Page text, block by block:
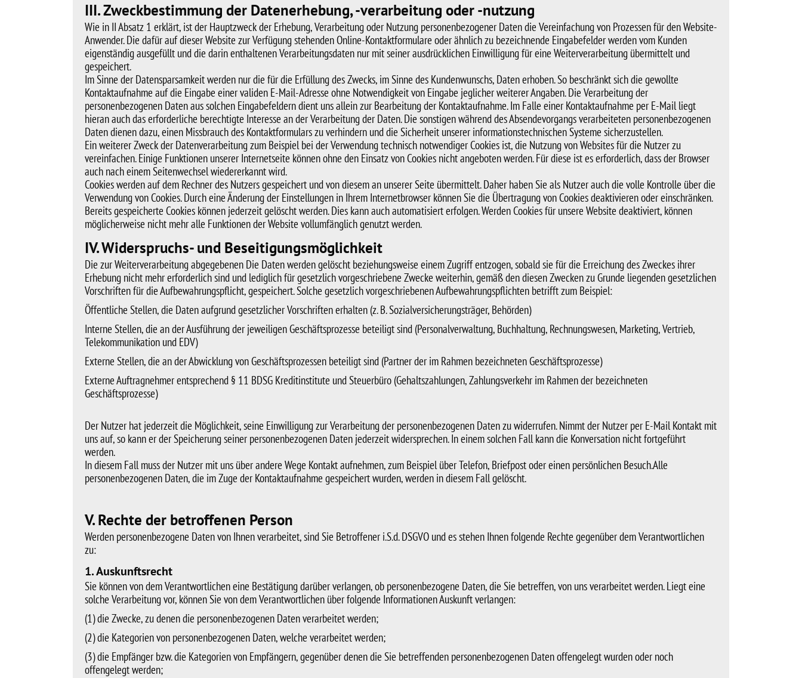
III. Zweckbestimmung der Datenerhebung, -verarbeitung oder -nutzung
Wie in II Absatz 1 erklärt, ist der Hauptzweck der Erhebung, Verarbeitung oder Nutzung personenbezogener Daten die Vereinfachung von Prozessen für den Website-
Anwender. Die dafür auf dieser Website zur Verfügung stehenden Online-Kontaktformulare oder ähnlich zu bezeichnende Eingabefelder werden vom Kunden
eigenständig ausgefüllt und die darin enthaltenen Verarbeitungsdaten nur mit seiner ausdrücklichen Einwilligung für eine Weiterverarbeitung übermittelt und
gespeichert.
Im Sinne der Datensparsamkeit werden nur die für die Erfüllung des Zwecks, im Sinne des Kundenwunschs, Daten erhoben. So beschränkt sich die gewollte
Kontaktaufnahme auf die Eingabe einer validen E-Mail-Adresse ohne Notwendigkeit von Eingabe jeglicher weiterer Angaben. Die Verarbeitung der
personenbezogenen Daten aus solchen Eingabefeldern dient uns allein zur Bearbeitung der Kontaktaufnahme. Im Falle einer Kontaktaufnahme per E-Mail liegt
hieran auch das erforderliche berechtigte Interesse an der Verarbeitung der Daten. Die sonstigen während des Absendevorgangs verarbeiteten personenbezogenen
Daten dienen dazu, einen Missbrauch des Kontaktformulars zu verhindern und die Sicherheit unserer informationstechnischen Systeme sicherzustellen.
Ein weiterer Zweck der Datenverarbeitung zum Beispiel bei der Verwendung technisch notwendiger Cookies ist, die Nutzung von Websites für die Nutzer zu
vereinfachen. Einige Funktionen unserer Internetseite können ohne den Einsatz von Cookies nicht angeboten werden. Für diese ist es erforderlich, dass der Browser
auch nach einem Seitenwechsel wiedererkannt wird.
Cookies werden auf dem Rechner des Nutzers gespeichert und von diesem an unserer Seite übermittelt. Daher haben Sie als Nutzer auch die volle Kontrolle über die
Verwendung von Cookies. Durch eine Änderung der Einstellungen in Ihrem Internetbrowser können Sie die Übertragung von Cookies deaktivieren oder einschränken.
Bereits gespeicherte Cookies können jederzeit gelöscht werden. Dies kann auch automatisiert erfolgen. Werden Cookies für unsere Website deaktiviert, können
möglicherweise nicht mehr alle Funktionen der Website vollumfänglich genutzt werden.
IV. Widerspruchs- und Beseitigungsmöglichkeit
Die zur Weiterverarbeitung abgegebenen Die Daten werden gelöscht beziehungsweise einem Zugriff entzogen, sobald sie für die Erreichung des Zweckes ihrer
Erhebung nicht mehr erforderlich sind und lediglich für gesetzlich vorgeschriebene Zwecke weiterhin, gemäß den diesen Zwecken zu Grunde liegenden gesetzlichen
Vorschriften für die Aufbewahrungspflicht, gespeichert. Solche gesetzlich vorgeschriebenen Aufbewahrungspflichten betrifft zum Beispiel:
Öffentliche Stellen, die Daten aufgrund gesetzlicher Vorschriften erhalten (z. B. Sozialversicherungsträger, Behörden)
Interne Stellen, die an der Ausführung der jeweiligen Geschäftsprozesse beteiligt sind (Personalverwaltung, Buchhaltung, Rechnungswesen, Marketing, Vertrieb,
Telekommunikation und EDV)
Externe Stellen, die an der Abwicklung von Geschäftsprozessen beteiligt sind (Partner der im Rahmen bezeichneten Geschäftsprozesse)
Externe Auftragnehmer entsprechend § 11 BDSG Kreditinstitute und Steuerbüro (Gehaltszahlungen, Zahlungsverkehr im Rahmen der bezeichneten
Geschäftsprozesse)
Der Nutzer hat jederzeit die Möglichkeit, seine Einwilligung zur Verarbeitung der personenbezogenen Daten zu widerrufen. Nimmt der Nutzer per E-Mail Kontakt mit
uns auf, so kann er der Speicherung seiner personenbezogenen Daten jederzeit widersprechen. In einem solchen Fall kann die Konversation nicht fortgeführt
werden.
In diesem Fall muss der Nutzer mit uns über andere Wege Kontakt aufnehmen, zum Beispiel über Telefon, Briefpost oder einen persönlichen Besuch.Alle
personenbezogenen Daten, die im Zuge der Kontaktaufnahme gespeichert wurden, werden in diesem Fall gelöscht.
V. Rechte der betroffenen Person
Werden personenbezogene Daten von Ihnen verarbeitet, sind Sie Betroffener i.S.d. DSGVO und es stehen Ihnen folgende Rechte gegenüber dem Verantwortlichen
zu:
1. Auskunftsrecht
Sie können von dem Verantwortlichen eine Bestätigung darüber verlangen, ob personenbezogene Daten, die Sie betreffen, von uns verarbeitet werden. Liegt eine
solche Verarbeitung vor, können Sie von dem Verantwortlichen über folgende Informationen Auskunft verlangen:
(1) die Zwecke, zu denen die personenbezogenen Daten verarbeitet werden;
(2) die Kategorien von personenbezogenen Daten, welche verarbeitet werden;
(3) die Empfänger bzw. die Kategorien von Empfängern, gegenüber denen die Sie betreffenden personenbezogenen Daten offengelegt wurden oder noch
offengelegt werden;